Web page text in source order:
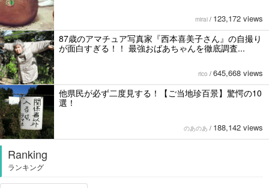
mirai / 123,172 views
87歳のアマチュア写真家『西本喜美子さん』の自撮り
が面白すぎる！！ 最強おばあちゃんを徹底調査...
rico / 645,668 views
他県民が必ず二度見する！【ご当地珍百景】驚愕の10
選！
のあのあ / 188,142 views
Ranking
ランキング